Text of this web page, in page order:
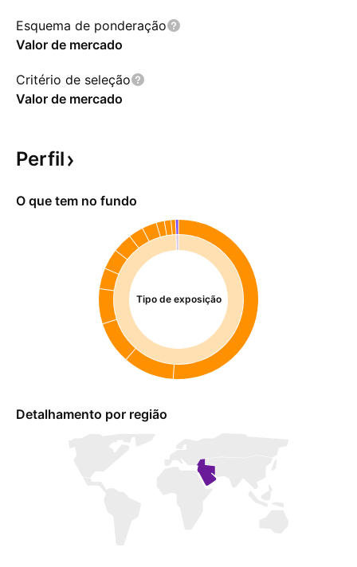
Esquema de ponderação
Valor de mercado
Critério de seleção
Valor de mercado
Perfil
O que tem no fundo
Tipo de exposição
Detalhamento por região